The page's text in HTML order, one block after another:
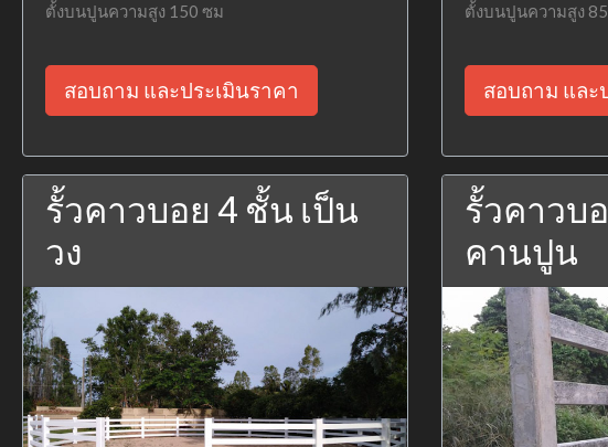
ตั้งบนปูนความสูง 150 ซม
สอบถาม และประเมินราคา
ตั้งบนปูนความสูง
สอบถาม และ
รั้วคาวบอย 4 ชั้น เป็น
วง
รั้วคาวบ
คานปูน